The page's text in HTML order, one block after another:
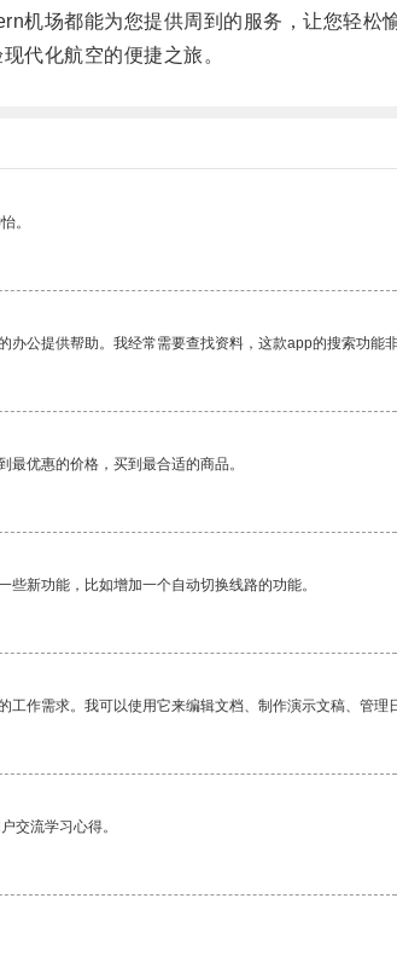
场都能为您提供周到的服务，让您轻松愉
化航空的便捷之旅。
。
公提供帮助。我经常需要查找资料，这款app的搜索功能
优惠的价格，买到最合适的商品。
新功能，比如增加一个自动切换线路的功能。
作需求。我可以使用它来编辑文档、制作演示文稿、管理
交流学习心得。